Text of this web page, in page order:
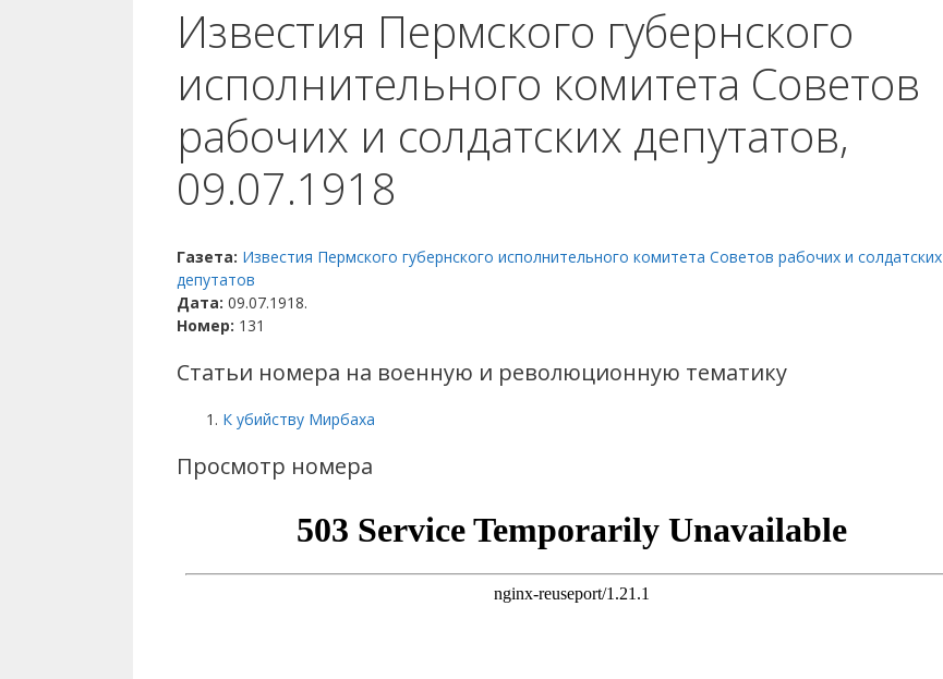
Известия Пермского губернского
исполнительного комитета Советов
рабочих и солдатских депутатов,
09.07.1918
Газета: Известия Пермского губернского исполнительного комитета Советов рабочих и солдатских
депутатов
Дата: 09.07.1918.
Номер: 131
Статьи номера на военную и революционную тематику
К убийству Мирбаха
Просмотр номера